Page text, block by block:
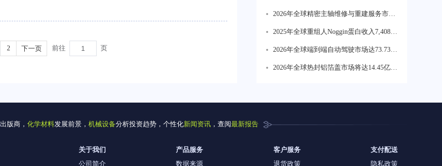
2 下一页 前往 页
行业扩容
2026年全球精密主轴维修与重建服务市场
2025年全球重组人Noggin蛋白收入7,408万
Sino Biological正加速扩产，在28%-31%
2026年全球端到端自动驾驶市场达73.73亿
2026年全球热封铝箔盖市场将达14.45亿美
料占比约29%，乳制品与即食产品占比约
出版商， 化学材料发展前景， 机械设备分析投资趋势，个性化新闻资讯 ，查阅最新报告
关于我们
公司简介
产品服务
数据来源
客户服务
退货政策
支付配送
隐私政策